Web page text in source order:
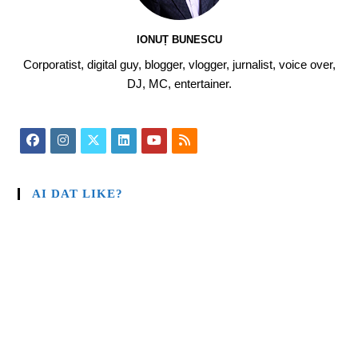
IONUȚ BUNESCU
Corporatist, digital guy, blogger, vlogger, jurnalist, voice over,
DJ, MC, entertainer.
AI DAT LIKE?